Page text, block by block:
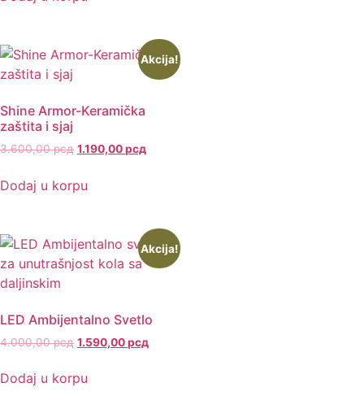
Akcija!
Shine Armor-Keramička
zaštita i sjaj
3.600,00рсд 1.190,00рсд
Dodaj u korpu
Akcija!
LED Ambijentalno Svetlo
4.000,00рсд 1.590,00рсд
Dodaj u korpu